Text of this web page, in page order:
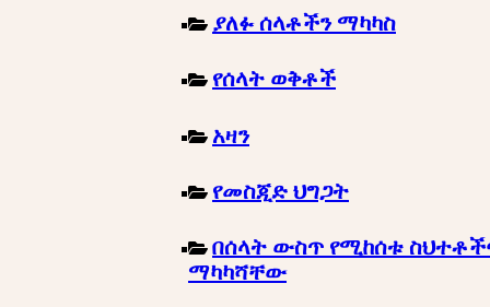
ያለፉ ሰላቶችን ማካካስ
የሰላት ወቅቶች
አዛን
የመስጂድ ህግጋት
በሰላት ውስጥ የሚከሰቱ
ማካካሻቸው